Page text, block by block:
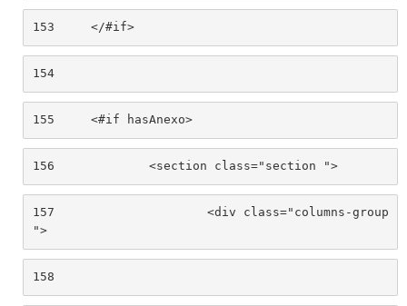
153
	</#if>
154
155
	<#if hasAnexo>
156
		<section class="section ">
157
">
158